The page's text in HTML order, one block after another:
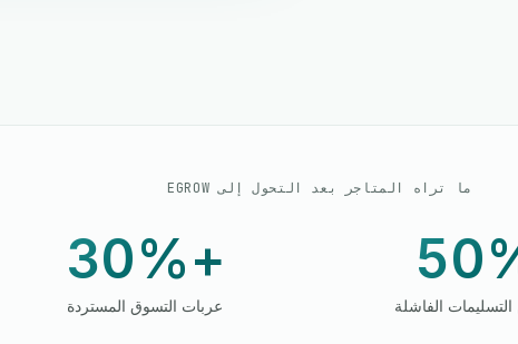
ما تراه المتاجر بعد التحول إلى EGROW
الفاشلة
+30%
عربات التسوق المستردة